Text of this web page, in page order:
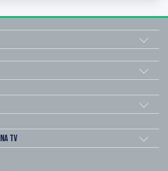
TV